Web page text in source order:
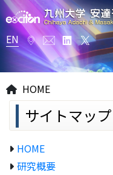
EN
HOME
サイトマップ
HOME
研究概要